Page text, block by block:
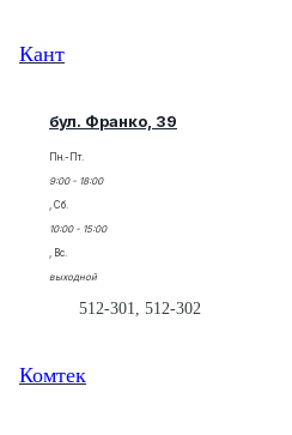
Кант
бул. Франко, 39
Пн.-Пт.
9:00 - 18:00
, Сб.
10:00 - 15:00
, Вс.
выходной
512-301, 512-302
Комтек